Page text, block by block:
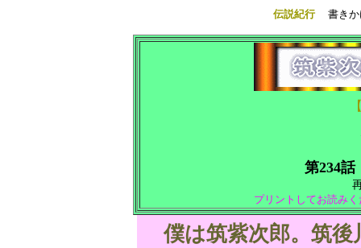
伝説紀行 書き
第234
プリントしてお読み
僕は筑紫次郎。筑後